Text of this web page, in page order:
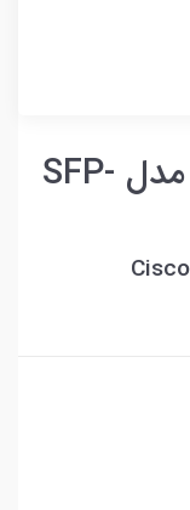
ماژول فیبر نوری سیسکو مدل SFP-